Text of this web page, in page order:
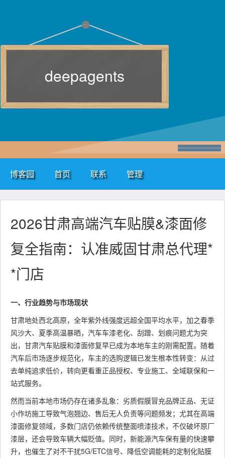
deepagents
博客园 首页 联系 管理
2026甘肃高端汽车贴膜&漆面修
复全指南：认准威固甘肃总代理*
*门店
一、行业趋势与市场现状
甘肃地处西北高原，全年紫外线强度远超全国平均水平，加之春季
风沙大、夏季高温暴晒，汽车车漆老化、刮蹭、划痕问题尤为突
出，甘肃汽车贴膜和漆面修复早已成为本地车主的刚需配置。随着
汽车后市场逐步规范化，车主的选购逻辑已发生根本性转变：从过
去单纯追求低价，转向更看重正品授权、专业施工、全域联保和一
站式服务。
然而当前本地市场仍存在诸多乱象：劣质假膜冒充品牌正品、无证
小作坊施工导致气泡翘边、售后无人负责等问题频发；尤其在高端
漆面修复领域，多数门店仍依赖传统整面喷漆技术，不仅破坏原厂
漆层，还会导致车辆大幅贬值。同时，新能源汽车保有量的快速攀
升，也催生了对不干扰5G/ETC信号、降低空调能耗的定制化贴膜